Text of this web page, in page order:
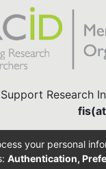
Support Research
your personal
Authentication,